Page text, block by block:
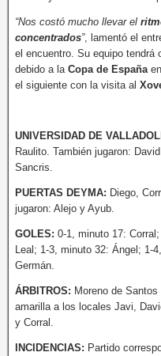
“Nos costó mucho llevar el
concentrados”, lamentó el
el encuentro. Su equipo tendrá
debido a la Copa de España en
el siguiente con la visita al
UNIVERSIDAD DE
Raulito. También jugaron:
Sancris.
PUERTAS DEYMA: Diego,
jugaron: Alejo y Ayub.
GOLES: 0-1, minuto 17:
Leal; 1-3, minuto 32: Ángel; 1-
Germán.
ÁRBITROS: Moreno de
amarilla a los locales Javi,
y Corral.
INCIDENCIAS: Partido